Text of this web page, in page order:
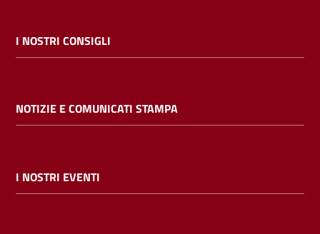
Chiedi al
I NOSTRI CONSIGLI
NOTIZIE E COMUNICATI STAMPA
I NOSTRI EVENTI